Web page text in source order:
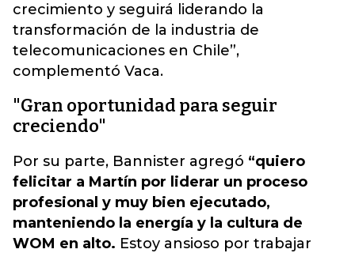
crecimiento y seguirá liderando la
transformación de la industria de
telecomunicaciones en Chile”,
complementó Vaca.
"Gran oportunidad para seguir
creciendo"
Por su parte, Bannister agregó “quiero
felicitar a Martín por liderar un proceso
profesional y muy bien ejecutado,
manteniendo la energía y la cultura de
WOM en alto. Estoy ansioso por trabajar